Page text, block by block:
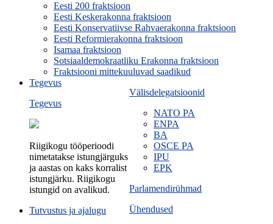
Eesti 200 fraktsioon
Eesti Keskerakonna fraktsioon
Eesti Konservatiivse Rahvaerakonna fraktsioon
Eesti Reformierakonna fraktsioon
Isamaa fraktsioon
Sotsiaaldemokraatliku Erakonna fraktsioon
Fraktsiooni mittekuuluvad saadikud
Välisdelegatsioonid
NATO PA
ENPA
BA
OSCE PA
IPU
EPK
Parlamendirühmad
Ühendused
Tegevus
Tegevus
Riigikogu tööperioodi
nimetatakse istungjärguks
ja aastas on kaks korralist
istungjärku. Riigikogu
istungid on avalikud.
Tutvustus ja ajalugu